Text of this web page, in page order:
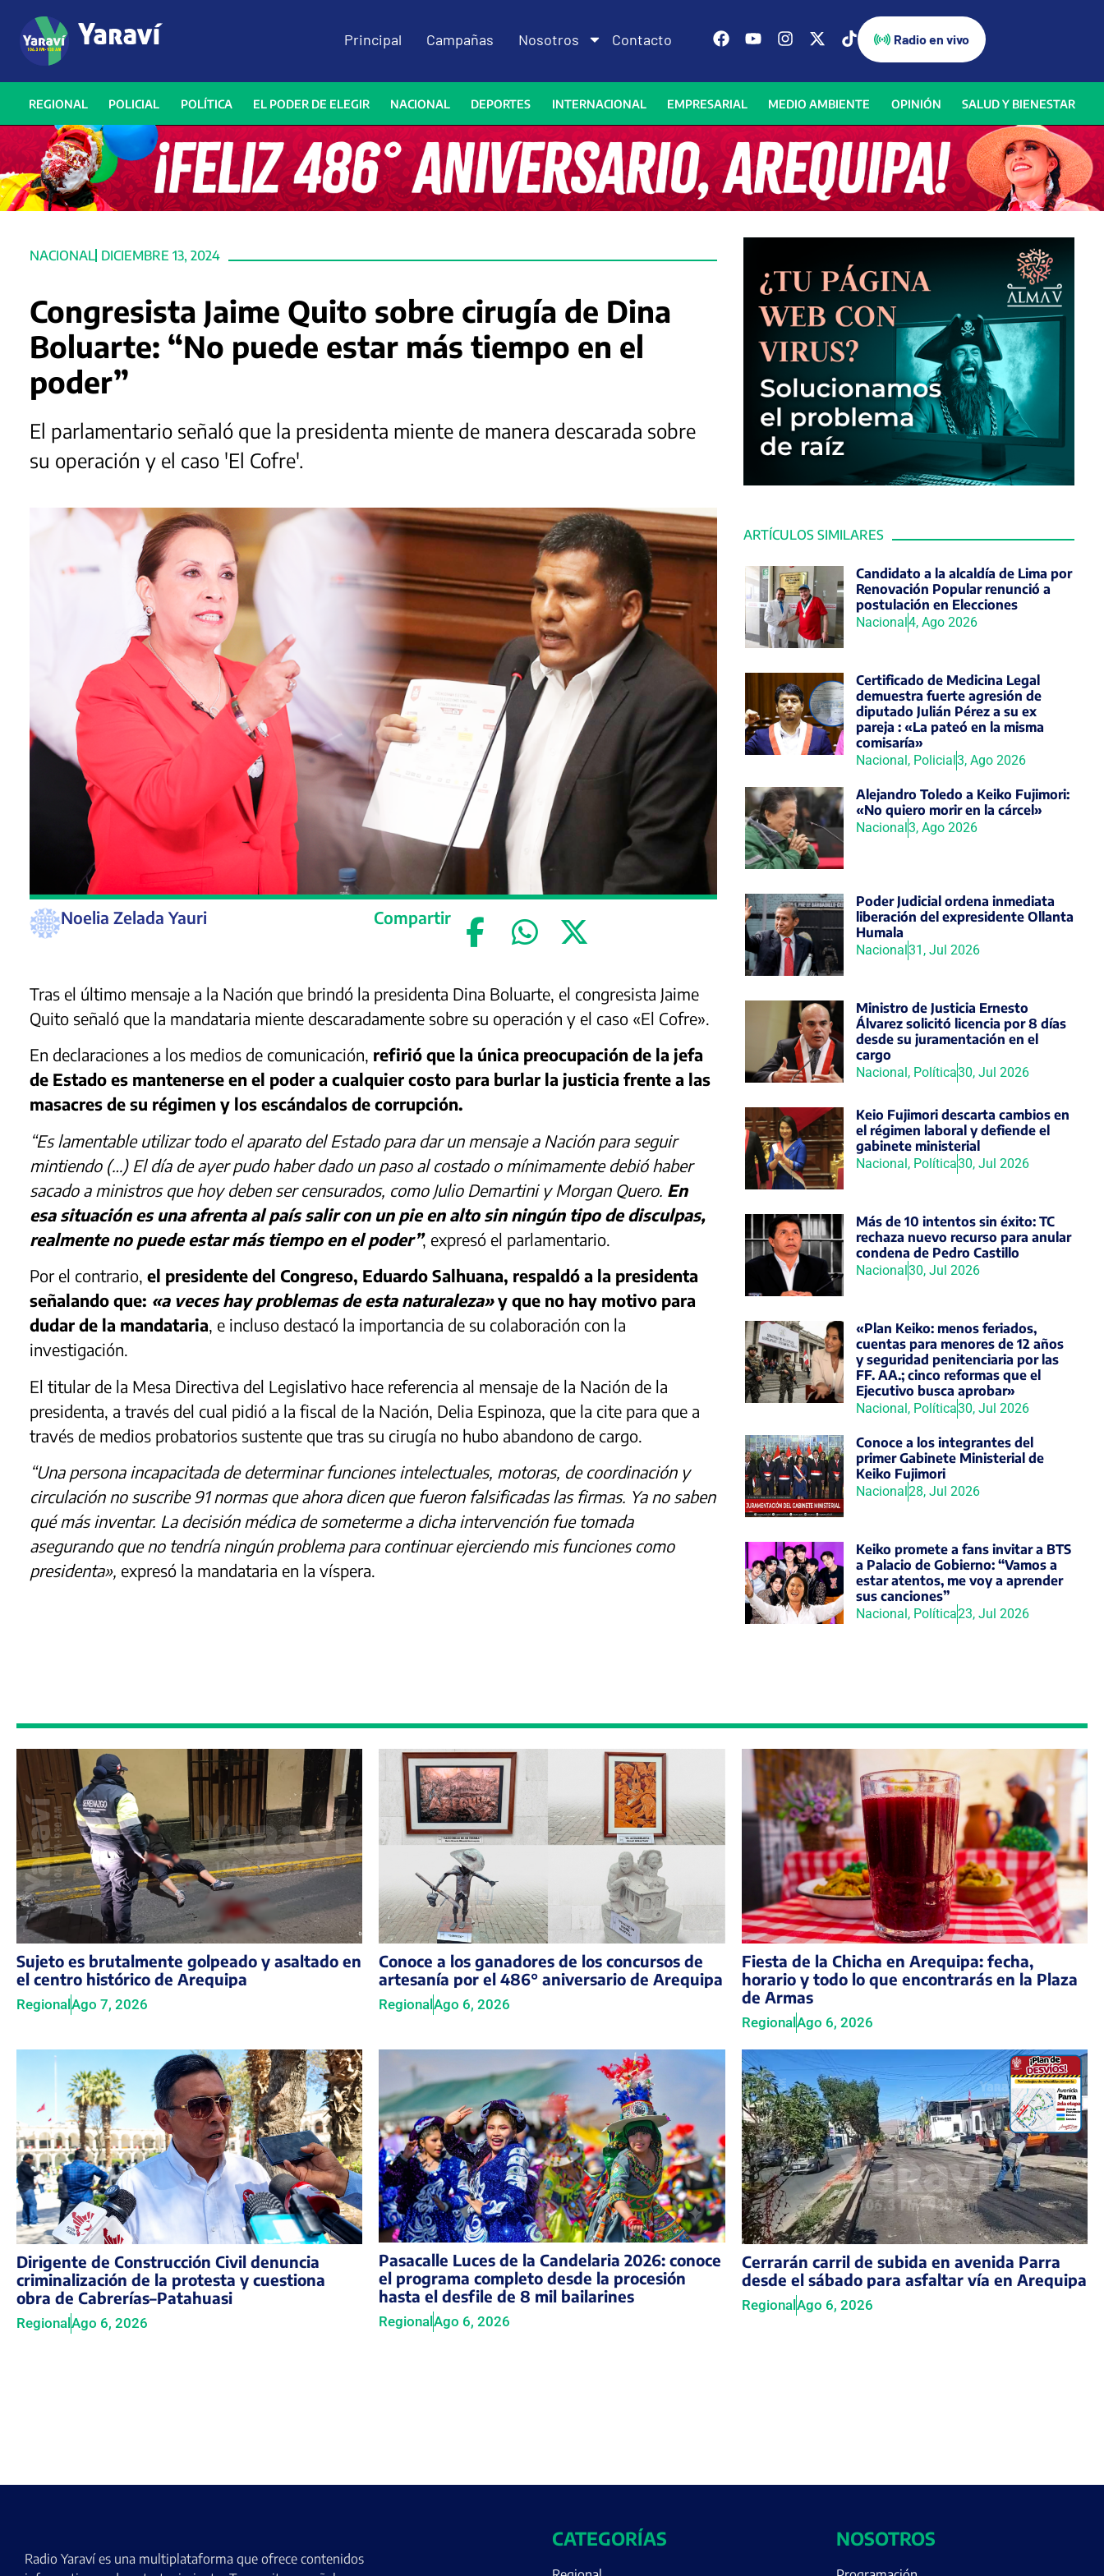
Principal Campañas Nosotros Contacto Radio en vivo
REGIONAL POLICIAL POLÍTICA EL PODER DE ELEGIR NACIONAL DEPORTES INTERNACIONAL EMPRESARIAL MEDIO AMBIENTE OPINIÓN SALUD Y BIENESTAR
ARTÍCULOS SIMILARES
Candidato a la alcaldía de Lima por
Renovación Popular renunció a
postulación en Elecciones
Nacional4, Ago 2026
Certificado de Medicina Legal
demuestra fuerte agresión de
diputado Julián Pérez a su ex
pareja : «La pateó en la misma
comisaría»
Nacional, Policial3, Ago 2026
Alejandro Toledo a Keiko Fujimori:
«No quiero morir en la cárcel»
Nacional3, Ago 2026
Poder Judicial ordena inmediata
liberación del expresidente Ollanta
Humala
Nacional31, Jul 2026
Ministro de Justicia Ernesto
Álvarez solicitó licencia por 8 días
desde su juramentación en el
cargo
Nacional, Política30, Jul 2026
Keio Fujimori descarta cambios en
el régimen laboral y defiende el
gabinete ministerial
Nacional, Política30, Jul 2026
Más de 10 intentos sin éxito: TC
rechaza nuevo recurso para anular
condena de Pedro Castillo
Nacional30, Jul 2026
«Plan Keiko: menos feriados,
cuentas para menores de 12 años
y seguridad penitenciaria por las
FF. AA.; cinco reformas que el
Ejecutivo busca aprobar»
Nacional, Política30, Jul 2026
Conoce a los integrantes del
primer Gabinete Ministerial de
Keiko Fujimori
Nacional28, Jul 2026
Keiko promete a fans invitar a BTS
a Palacio de Gobierno: “Vamos a
estar atentos, me voy a aprender
sus canciones”
Nacional, Política23, Jul 2026
NACIONAL DICIEMBRE 13, 2024
Congresista Jaime Quito sobre cirugía de Dina
Boluarte: “No puede estar más tiempo en el
poder”
El parlamentario señaló que la presidenta miente de manera descarada sobre
su operación y el caso 'El Cofre'.
Noelia Zelada Yauri Compartir
Tras el último mensaje a la Nación que brindó la presidenta Dina Boluarte, el congresista Jaime
Quito señaló que la mandataria miente descaradamente sobre su operación y el caso «El Cofre».
En declaraciones a los medios de comunicación, refirió que la única preocupación de la jefa
de Estado es mantenerse en el poder a cualquier costo para burlar la justicia frente a las
masacres de su régimen y los escándalos de corrupción.
“Es lamentable utilizar todo el aparato del Estado para dar un mensaje a Nación para seguir
mintiendo (…) El día de ayer pudo haber dado un paso al costado o mínimamente debió haber
sacado a ministros que hoy deben ser censurados, como Julio Demartini y Morgan Quero. En
esa situación es una afrenta al país salir con un pie en alto sin ningún tipo de disculpas,
realmente no puede estar más tiempo en el poder”, expresó el parlamentario.
Por el contrario,el presidente del Congreso, Eduardo Salhuana, respaldó a la presidenta
señalando que: «a veces hay problemas de esta naturaleza»y que no hay motivo para
dudar de la mandataria, e incluso destacó la importancia de su colaboración con la
investigación.
El titular de la Mesa Directiva del Legislativo hace referencia al mensaje de la Nación de la
presidenta, a través del cual pidió a la fiscal de la Nación, Delia Espinoza, que la cite para que a
través de medios probatorios sustente que tras su cirugía no hubo abandono de cargo.
“Una persona incapacitada de determinar funciones intelectuales, motoras, de coordinación y
circulación no suscribe 91 normas que ahora dicen que fueron falsificadas las firmas. Ya no saben
qué más inventar. La decisión médica de someterme a dicha intervención fue tomada
asegurando que no tendría ningún problema para continuar ejerciendo mis funciones como
presidenta», expresó la mandataria en la víspera.
Sujeto es brutalmente golpeado y asaltado en
el centro histórico de Arequipa
RegionalAgo 7, 2026
Conoce a los ganadores de los concursos de
artesanía por el 486° aniversario de Arequipa
RegionalAgo 6, 2026
Fiesta de la Chicha en Arequipa: fecha,
horario y todo lo que encontrarás en la Plaza
de Armas
RegionalAgo 6, 2026
Dirigente de Construcción Civil denuncia
criminalización de la protesta y cuestiona
obra de Cabrerías–Patahuasi
RegionalAgo 6, 2026
Pasacalle Luces de la Candelaria 2026: conoce
el programa completo desde la procesión
hasta el desfile de 8 mil bailarines
RegionalAgo 6, 2026
Cerrarán carril de subida en avenida Parra
desde el sábado para asfaltar vía en Arequipa
RegionalAgo 6, 2026
Radio Yaraví es una multiplataforma que ofrece contenidos
CATEGORÍAS NOSOTROS